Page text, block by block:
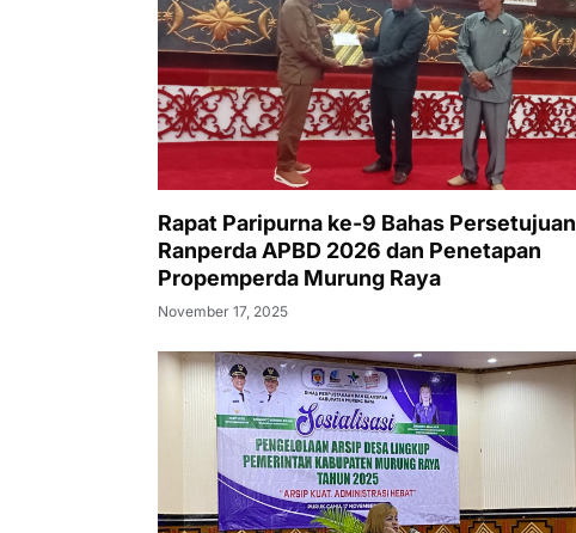
Rapat Paripurna ke-9 Bahas Persetujuan
Ranperda APBD 2026 dan Penetapan
Propemperda Murung Raya
November 17, 2025